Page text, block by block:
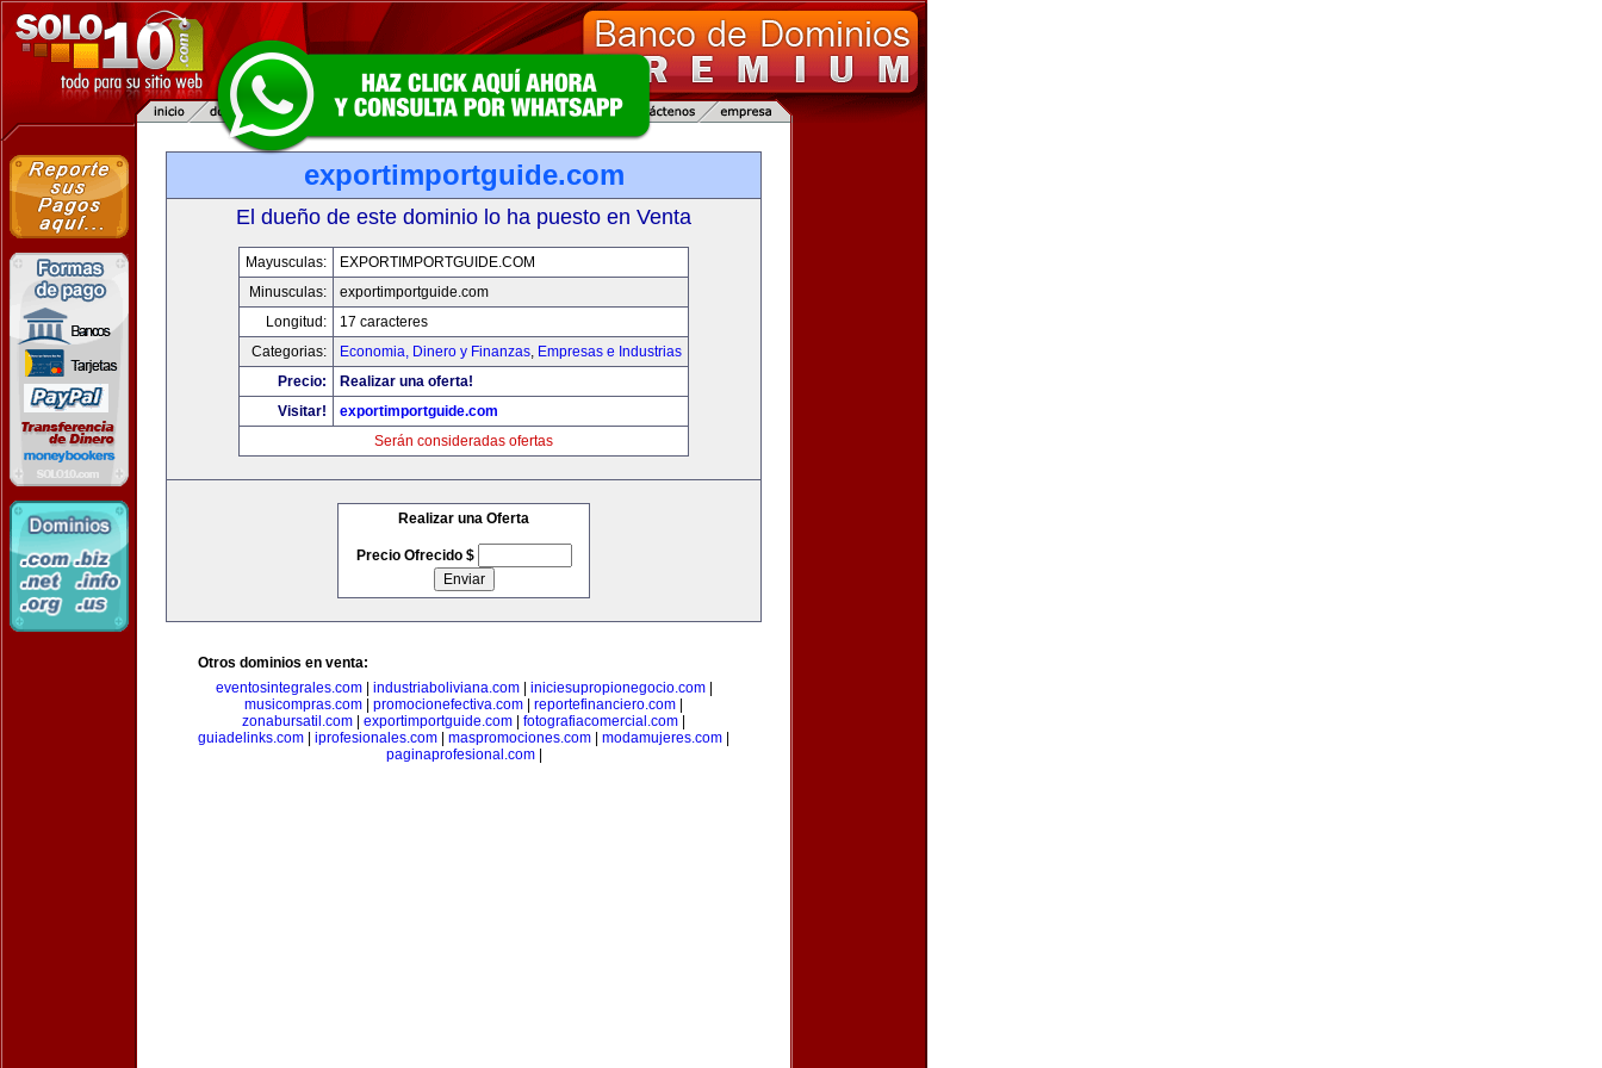
exportimportguide.com
El dueño de este dominio lo ha puesto en Venta
Mayusculas:
EXPORTIMPORTGUIDE.COM
Minusculas:
exportimportguide.com
Longitud:
17 caracteres
Categorias:
Economia, Dinero y Finanzas, Empresas e Industrias
Precio:
Realizar una oferta!
Visitar!
exportimportguide.com
Serán consideradas ofertas
Realizar una Oferta
Precio Ofrecido $
Otros dominios en venta:
eventosintegrales.com| industriaboliviana.com| iniciesupropionegocio.com|
musicompras.com
promocionefectiva.com reportefinanciero.com
zonabursatil.com
exportimportguide.com fotografiacomercial.com
guiadelinks.com
iprofesionales.com maspromociones.com modamujeres.com
paginaprofesional.com|